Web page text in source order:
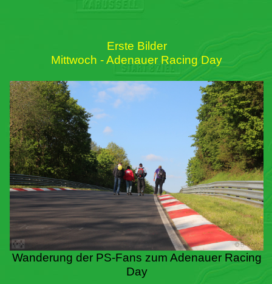
Erste Bilder
Mittwoch - Adenauer Racing Day
Wanderung der PS-Fans zum Adenauer Racing
Day